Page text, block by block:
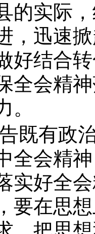
的实际
，迅速
好结合
全会精
。
既有政
全会精
实好全
要在思